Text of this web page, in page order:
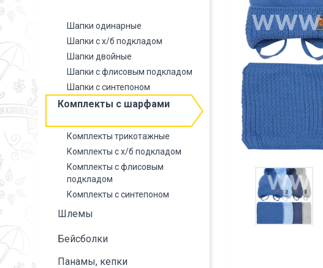
Шапки одинарные
Шапки с х/б подкладом
Шапки двойные
Шапки с флисовым подкладом
Шапки с синтепоном
Комплекты с шарфами
Комплекты трикотажные
Комплекты с х/б подкладом
Комплекты с флисовым
подкладом
Комплекты с синтепоном
Шлемы
Бейсболки
Панамы, кепки